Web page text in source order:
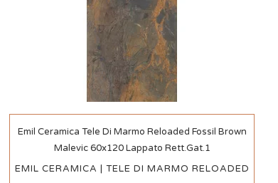
Emil Ceramica Tele Di Marmo Reloaded Fossil Brown
Malevic 60x120 Lappato Rett.Gat.1
EMIL CERAMICA | TELE DI MARMO RELOADED
Szybki podgląd